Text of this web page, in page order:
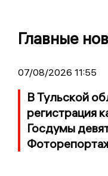
Главные
07/08/2026 11:55
В Тульской
регистрация
Госдумы